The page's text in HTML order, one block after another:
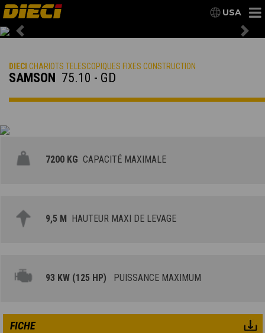
USA
Previous
DIECI CHARIOTS TELESCOPIQUES FIXES CONSTRUCTION
SAMSON 75.10 - GD
7200 KG CAPACITÉ MAXIMALE
9,5 M HAUTEUR MAXI DE LEVAGE
93 KW (125 HP) PUISSANCE MAXIMUM
FICHE